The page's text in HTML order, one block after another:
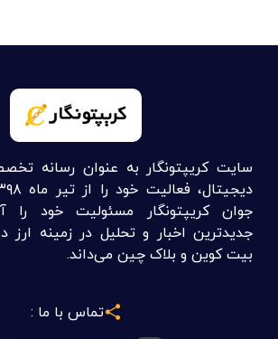
سایت کریپتونگار به عنوان رسانه
جوان کریپتونگار مسئولیت خود را
جدیدترین اخبار و تحلیل در زمینه ارز
بیت کوین و بلاک چین می‌داند.
تماس با ما :